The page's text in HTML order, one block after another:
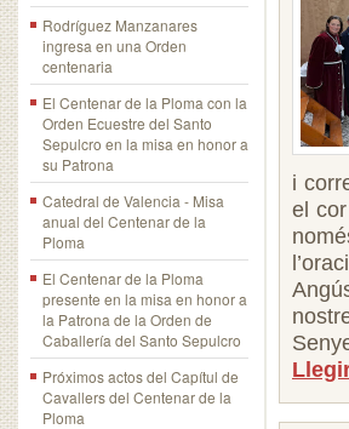
Rodríguez Manzanares
ingresa en una Orden
centenaria
El Centenar de la Ploma con la
Orden Ecuestre del Santo
Sepulcro en la misa en honor a
su Patrona
Catedral de Valencia - Misa
anual del Centenar de la
Ploma
El Centenar de la Ploma
presente en la misa en honor a
la Patrona de la Orden de
Caballería del Santo Sepulcro
Próximos actos del Capítul de
Cavallers del Centenar de la
Ploma
i
el